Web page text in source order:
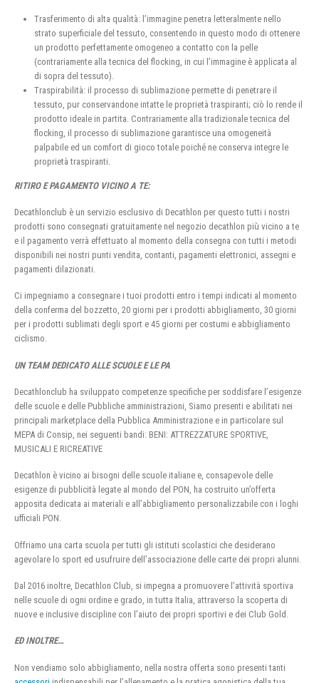
Trasferimento di alta qualità: l’immagine penetra letteralmente nello
strato superficiale del tessuto, consentendo in questo modo di ottenere
un prodotto perfettamente omogeneo a contatto con la pelle
(contrariamente alla tecnica del flocking, in cui l’immagine è applicata al
di sopra del tessuto).
Traspirabilità: il processo di sublimazione permette di penetrare il
tessuto, pur conservandone intatte le proprietà traspiranti; ciò lo rende il
prodotto ideale in partita. Contrariamente alla tradizionale tecnica del
flocking, il processo di sublimazione garantisce una omogeneità
palpabile ed un comfort di gioco totale poiché ne conserva integre le
proprietà traspiranti.
RITIRO E PAGAMENTO VICINO A TE:
Decathlonclub è un servizio esclusivo di Decathlon per questo tutti i nostri
prodotti sono consegnati gratuitamente nel negozio decathlon più vicino a te
e il pagamento verrà effettuato al momento della consegna con tutti i metodi
disponibili nei nostri punti vendita, contanti, pagamenti elettronici, assegni e
pagamenti dilazionati.
Ci impegniamo a consegnare i tuoi prodotti entro i tempi indicati al momento
della conferma del bozzetto, 20 giorni per i prodotti abbigliamento, 30 giorni
per i prodotti sublimati degli sport e 45 giorni per costumi e abbigliamento
ciclismo.
UN TEAM DEDICATO ALLE SCUOLE E LE PA
Decathlonclub ha sviluppato competenze specifiche per soddisfare l’esigenze
delle scuole e delle Pubbliche amministrazioni, Siamo presenti e abilitati nei
principali marketplace della Pubblica Amministrazione e in particolare sul
MEPA di Consip, nei seguenti bandi: BENI: ATTREZZATURE SPORTIVE,
MUSICALI E RICREATIVE
Decathlon è vicino ai bisogni delle scuole italiane e, consapevole delle
esigenze di pubblicità legate al mondo del PON, ha costruito un’offerta
apposita dedicata ai materiali e all’abbigliamento personalizzabile con i loghi
ufficiali PON.
Offriamo una carta scuola per tutti gli istituti scolastici che desiderano
agevolare lo sport ed usufruire dell’associazione delle carte dei propri alunni.
Dal 2016 inoltre, Decathlon Club, si impegna a promuovere l’attività sportiva
nelle scuole di ogni ordine e grado, in tutta Italia, attraverso la scoperta di
nuove e inclusive discipline con l’aiuto dei propri sportivi e dei Club Gold.
ED INOLTRE…
Non vendiamo solo abbigliamento, nella nostra offerta sono presenti tanti